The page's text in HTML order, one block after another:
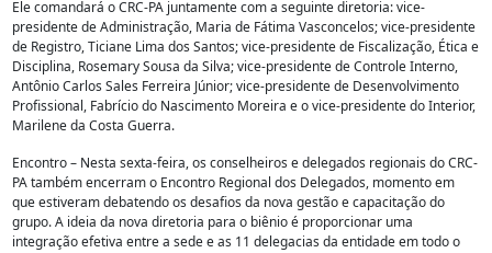
Ele comandará o CRC-PA juntamente com a seguinte diretoria: vice-
presidente de Administração, Maria de Fátima Vasconcelos; vice-presidente
de Registro, Ticiane Lima dos Santos; vice-presidente de Fiscalização, Ética e
Disciplina, Rosemary Sousa da Silva; vice-presidente de Controle Interno,
Antônio Carlos Sales Ferreira Júnior; vice-presidente de Desenvolvimento
Profissional, Fabrício do Nascimento Moreira e o vice-presidente do Interior,
Marilene da Costa Guerra.
Encontro – Nesta sexta-feira, os conselheiros e delegados regionais do CRC-
PA também encerram o Encontro Regional dos Delegados, momento em
que estiveram debatendo os desafios da nova gestão e capacitação do
grupo. A ideia da nova diretoria para o biênio é proporcionar uma
integração efetiva entre a sede e as 11 delegacias da entidade em todo o